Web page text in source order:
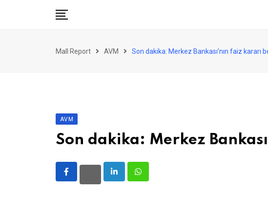
Perakende
Enerji
Haber
Gündem
Mall Report AVM Son dakika: Merkez Bankası’nın faiz kararı
AVM
Son dakika: Merkez
LinkedInWhatsapp